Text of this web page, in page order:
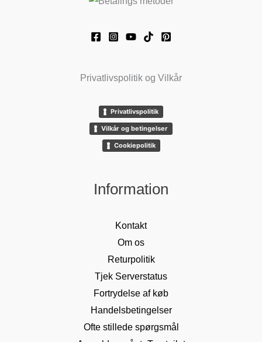
Privatlivspolitik og Vilkår
Privatlivspolitik
Vilkår og betingelser
Cookiepolitik
Information
Kontakt
Om os
Returpolitik
Tjek Serverstatus
Fortrydelse af køb
Handelsbetingelser
Ofte stillede spørgsmål